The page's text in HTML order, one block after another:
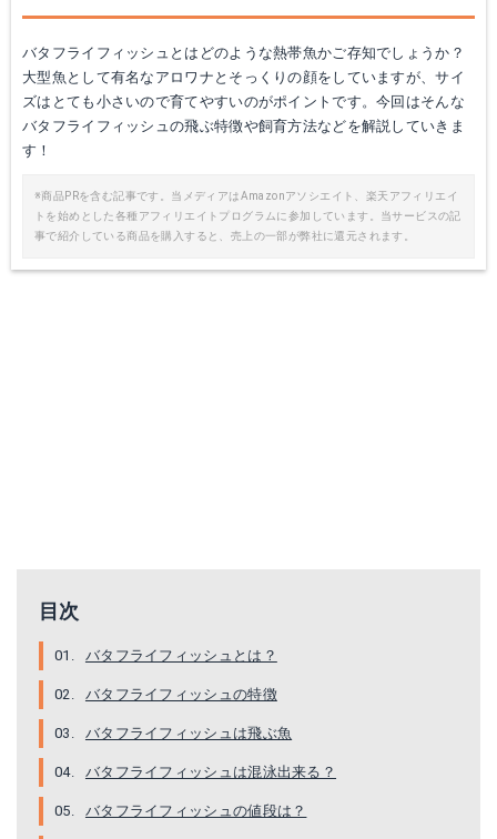
バタフライフィッシュとはどのような熱帯魚かご存知でしょうか？
大型魚として有名なアロワナとそっくりの顔をしていますが、サイ
ズはとても小さいので育てやすいのがポイントです。今回はそんな
バタフライフィッシュの飛ぶ特徴や飼育方法などを解説していきま
す！
※商品PRを含む記事です。当メディアはAmazonアソシエイト、楽天アフィリエイ
トを始めとした各種アフィリエイトプログラムに参加しています。当サービスの記
事で紹介している商品を購入すると、売上の一部が弊社に還元されます。
目次
バタフライフィッシュとは？
バタフライフィッシュの特徴
バタフライフィッシュは飛ぶ魚
バタフライフィッシュは混泳出来る？
バタフライフィッシュの値段は？
ジェックス 水槽 MR450BKST
Amazonで詳細を見る
Yahoo!ショッピングで見る
Amazonで詳細を見る
Yahoo!ショッピングで見る
Yahoo!ショッピングで見る